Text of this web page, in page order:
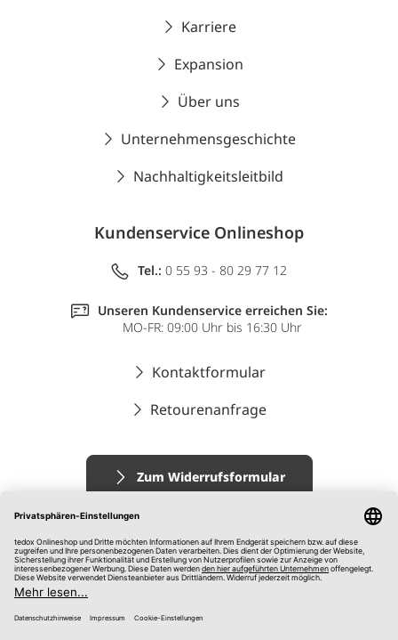
Karriere
Expansion
Über uns
Unternehmensgeschichte
Nachhaltigkeitsleitbild
Kundenservice Onlineshop
Tel.: 0 55 93 - 80 29 77 12
Unseren Kundenservice erreichen Sie:
MO-FR: 09:00 Uhr bis 16:30 Uhr
Kontaktformular
Retourenanfrage
Zum Widerrufsformular
Impressum
AGB
Datenschutz